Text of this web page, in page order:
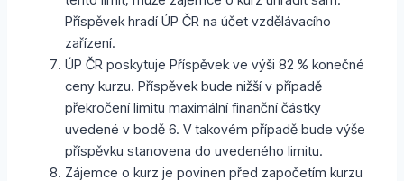
Příspěvek hradí ÚP ČR na účet vzdělávacího
zařízení.
ÚP ČR poskytuje Příspěvek ve výši 82 % konečné
ceny kurzu. Příspěvek bude nižší v případě
překročení limitu maximální finanční částky
uvedené v bodě 6. V takovém případě bude výše
příspěvku stanovena do uvedeného limitu.
Zájemce o kurz je povinen před započetím kurzu